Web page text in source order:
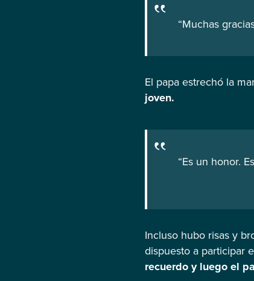
“Muchas
El papa estrechó la
joven.
“Es un honor.
Incluso hubo risas y
dispuesto a participar
recuerdo y luego el